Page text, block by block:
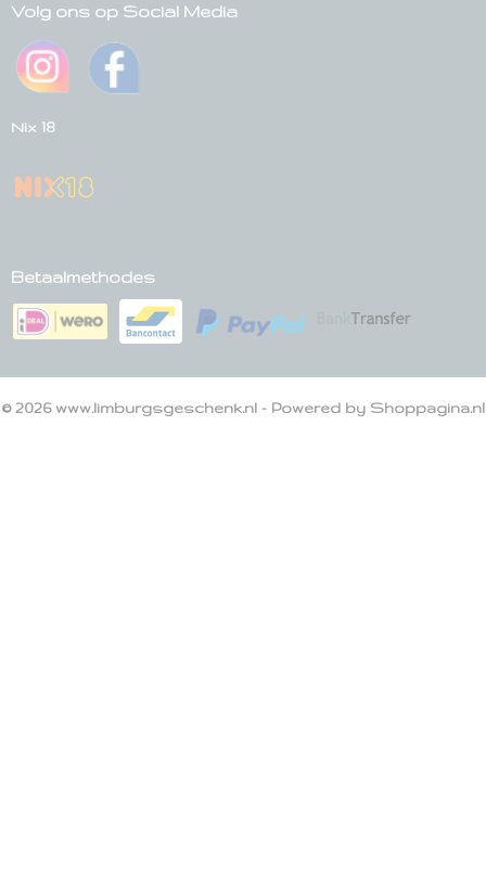
Volg ons op Social Media
Nix 18
Betaalmethodes
© 2026 www.limburgsgeschenk.nl - Powered by Shoppagina.nl